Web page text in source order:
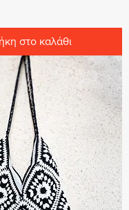
στο καλάθι